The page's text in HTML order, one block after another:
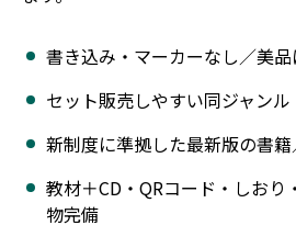
書き込み・マーカーなし／美
セット販売しやすい同ジャン
新制度に準拠した最新版の書
教材＋CD・QRコード・しおり
物完備